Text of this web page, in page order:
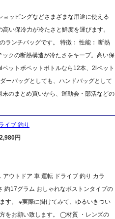
ッピングなどさまざまな用途に使える
い保冷力が冷たさと鮮度を運びます。
ランチバッグです。 特徴： 性能： 断熱
クの断熱構造が冷たさをキープ。高い保
ットボペットボトルなら12本、2lペット
ーバッグとしても、ハンドバッグとして
のまとめ買いから、運動会・部活などの
イブ 釣り
2,980円
ウトドア 車 運転 ドライブ 釣り カラ
グラム おしゃれなボストンタイプの
す。 ※実際に掛けてみて、ゆるいきつい
をお願い致します。 ◯材質 ・レンズの